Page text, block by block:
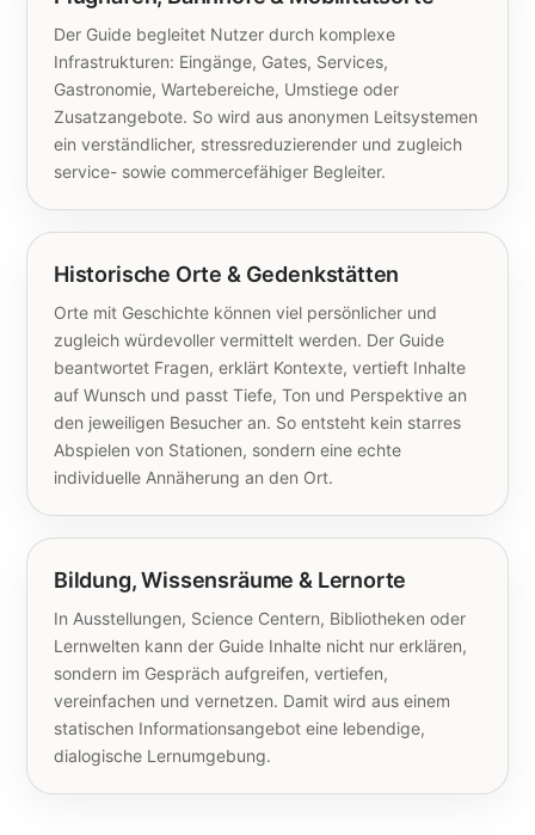
Der Guide begleitet Nutzer durch komplexe
Infrastrukturen: Eingänge, Gates, Services,
Gastronomie, Wartebereiche, Umstiege oder
Zusatzangebote. So wird aus anonymen Leitsystemen
ein verständlicher, stressreduzierender und zugleich
service- sowie commercefähiger Begleiter.
Historische Orte & Gedenkstätten
Orte mit Geschichte können viel persönlicher und
zugleich würdevoller vermittelt werden. Der Guide
beantwortet Fragen, erklärt Kontexte, vertieft Inhalte
auf Wunsch und passt Tiefe, Ton und Perspektive an
den jeweiligen Besucher an. So entsteht kein starres
Abspielen von Stationen, sondern eine echte
individuelle Annäherung an den Ort.
Bildung, Wissensräume & Lernorte
In Ausstellungen, Science Centern, Bibliotheken oder
Lernwelten kann der Guide Inhalte nicht nur erklären,
sondern im Gespräch aufgreifen, vertiefen,
vereinfachen und vernetzen. Damit wird aus einem
statischen Informationsangebot eine lebendige,
dialogische Lernumgebung.